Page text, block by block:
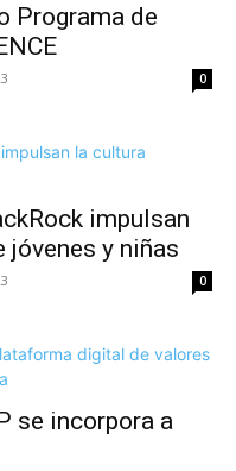
Programa de
0
impulsan
jóvenes y niñas
0
se incorpora a